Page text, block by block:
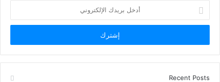
بريدك
الإلكتروني
Recent Posts